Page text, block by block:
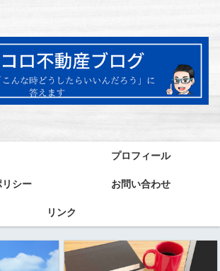
プロフィール
リシー お問い合わせ
リンク